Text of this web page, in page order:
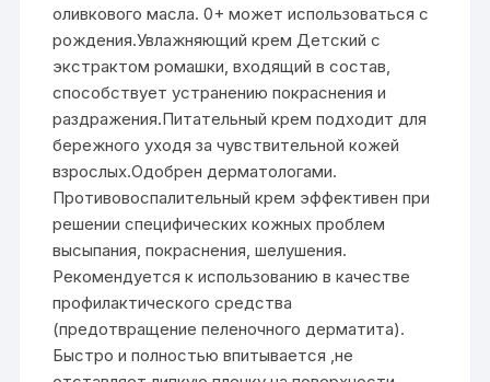
оливкового масла. 0+ может использоваться с
рождения.Увлажняющий крем Детский с
экстрактом ромашки, входящий в состав,
способствует устранению покраснения и
раздражения.Питательный крем подходит для
бережного уходя за чувствительной кожей
взрослых.Одобрен дерматологами.
Противовоспалительный крем эффективен при
решении специфических кожных проблем
высыпания, покраснения, шелушения.
Рекомендуется к использованию в качестве
профилактического средства
(предотвращение пеленочного дерматита).
Быстро и полностью впитывается ,не